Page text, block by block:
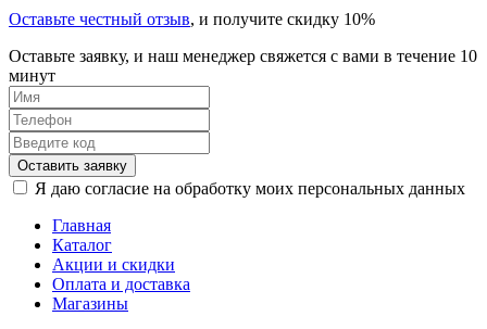
Оставьте честный отзыв, и получите скидку 10%
Оставьте заявку, и наш менеджер свяжется с вами в течение 10
минут
Оставить заявку
Я даю согласие на обработку моих персональных данных
Главная
Каталог
Акции и скидки
Оплата и доставка
Магазины